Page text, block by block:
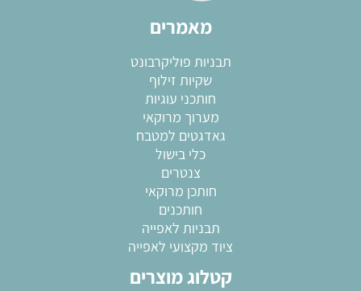
מאמרים
תבניות פוליקרבונט
שקיות זילוף
חותכני עוגיות
מערוך מרוקאי
גאדגטים למטבח
כלי בישול
צנטרים
חותכן מרוקאי
חותכנים
תבניות לאפייה
ציוד מקצועי לאפייה
קטלוג מוצרים